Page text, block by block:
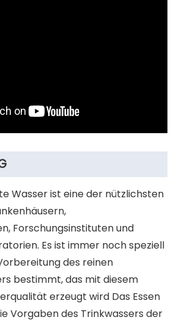
Wasser ist eine der nützlichsten
Forschungsinstituten und
Es ist immer noch speziell
des reinen
bestimmt, das mit diesem
erzeugt wird Das Essen
Vorgaben des Trinkwassers der